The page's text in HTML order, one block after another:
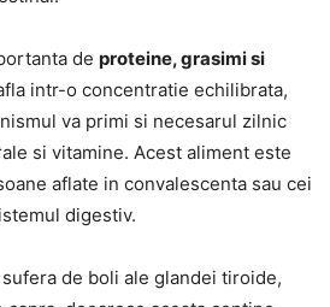
de proteine, grasimi si
intr-o concentratie echilibrata,
va primi si necesarul zilnic
si vitamine. Acest aliment este
aflate in convalescenta sau cei
digestiv.
de boli ale glandei tiroide,